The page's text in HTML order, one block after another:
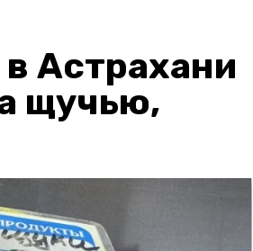
Астрахани
щучью,